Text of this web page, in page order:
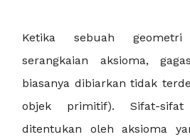
Ketika sebuah
serangkaian aksioma,
biasanya dibiarkan tidak
objek primitif). Sifat-
ditentukan oleh aksioma